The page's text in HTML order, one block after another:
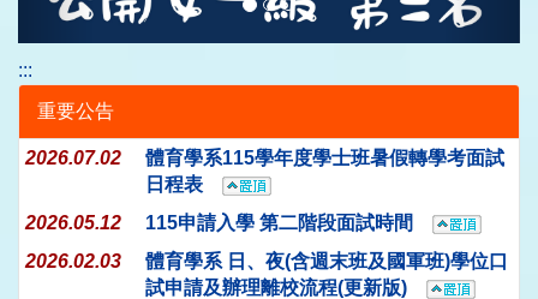
:::
重要公告
2026.07.02
體育學系115學年度學士班暑假轉學考面試
日程表
2026.05.12
115申請入學 第二階段面試時間
2026.02.03
體育學系 日、夜(含週末班及國軍班)學位口
試申請及辦理離校流程(更新版)